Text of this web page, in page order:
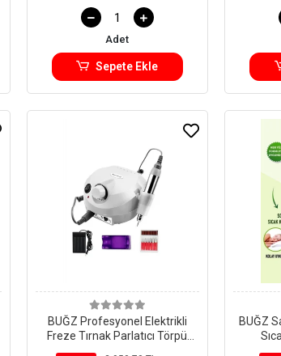
Adet
Sepete Ekle
BUĞZ Profesyonel Elektrikli
Freze Tırnak Parlatıcı Törpü
Manikür Pedikür Makinesi Point
BUĞZ